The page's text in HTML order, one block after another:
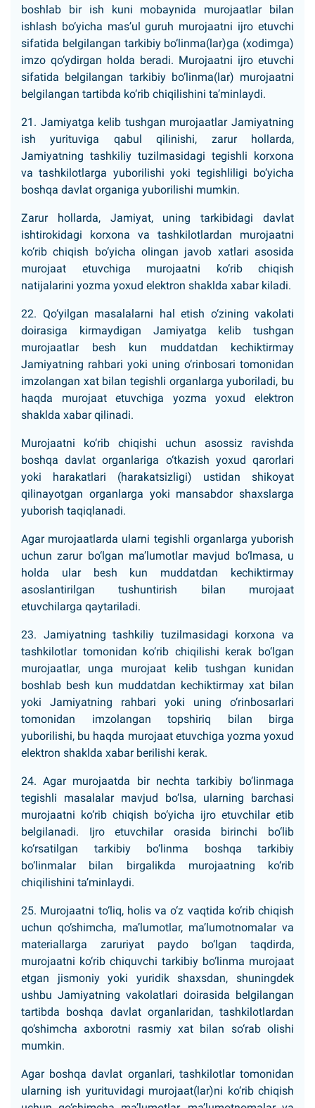
boshlab bir ish kuni mobaynida murojaatlar bilan
ishlash bo‘yicha mas’ul guruh murojaatni ijro etuvchi
sifatida belgilangan tarkibiy bo‘linma(lar)ga (xodimga)
imzo qo‘ydirgan holda beradi. Murojaatni ijro etuvchi
sifatida belgilangan tarkibiy bo‘linma(lar) murojaatni
belgilangan tartibda ko‘rib chiqilishini ta’minlaydi.
21. Jamiyatga kelib tushgan murojaatlar Jamiyatning
ish yurituviga qabul qilinishi, zarur hollarda,
Jamiyatning tashkiliy tuzilmasidagi tegishli korxona
va tashkilotlarga yuborilishi yoki tegishliligi bo‘yicha
boshqa davlat organiga yuborilishi mumkin.
Zarur hollarda, Jamiyat, uning tarkibidagi davlat
ishtirokidagi korxona va tashkilotlardan murojaatni
ko‘rib chiqish bo‘yicha olingan javob xatlari asosida
murojaat etuvchiga murojaatni ko‘rib chiqish
natijalarini yozma yoxud elektron shaklda xabar kiladi.
22. Qo‘yilgan masalalarni hal etish o‘zining vakolati
doirasiga kirmaydigan Jamiyatga kelib tushgan
murojaatlar besh kun muddatdan kechiktirmay
Jamiyatning rahbari yoki uning o‘rinbosari tomonidan
imzolangan xat bilan tegishli organlarga yuboriladi, bu
haqda murojaat etuvchiga yozma yoxud elektron
shaklda xabar qilinadi.
Murojaatni ko‘rib chiqishi uchun asossiz ravishda
boshqa davlat organlariga o‘tkazish yoxud qarorlari
yoki harakatlari (harakatsizligi) ustidan shikoyat
qilinayotgan organlarga yoki mansabdor shaxslarga
yuborish taqiqlanadi.
Agar murojaatlarda ularni tegishli organlarga yuborish
uchun zarur bo‘lgan ma’lumotlar mavjud bo‘lmasa, u
holda ular besh kun muddatdan kechiktirmay
asoslantirilgan tushuntirish bilan murojaat
etuvchilarga qaytariladi.
23. Jamiyatning tashkiliy tuzilmasidagi korxona va
tashkilotlar tomonidan ko‘rib chiqilishi kerak bo‘lgan
murojaatlar, unga murojaat kelib tushgan kunidan
boshlab besh kun muddatdan kechiktirmay xat bilan
yoki Jamiyatning rahbari yoki uning o‘rinbosarlari
tomonidan imzolangan topshiriq bilan birga
yuborilishi, bu haqda murojaat etuvchiga yozma yoxud
elektron shaklda xabar berilishi kerak.
24. Agar murojaatda bir nechta tarkibiy bo‘linmaga
tegishli masalalar mavjud bo‘lsa, ularning barchasi
murojaatni ko‘rib chiqish bo‘yicha ijro etuvchilar etib
belgilanadi. Ijro etuvchilar orasida birinchi bo‘lib
ko‘rsatilgan tarkibiy bo‘linma boshqa tarkibiy
bo‘linmalar bilan birgalikda murojaatning ko‘rib
chiqilishini ta’minlaydi.
25. Murojaatni to‘liq, holis va o‘z vaqtida ko‘rib chiqish
uchun qo‘shimcha, ma’lumotlar, ma’lumotnomalar va
materiallarga zaruriyat paydo bo‘lgan taqdirda,
murojaatni ko‘rib chiquvchi tarkibiy bo‘linma murojaat
etgan jismoniy yoki yuridik shaxsdan, shuningdek
ushbu Jamiyatning vakolatlari doirasida belgilangan
tartibda boshqa davlat organlaridan, tashkilotlardan
qo‘shimcha axborotni rasmiy xat bilan so‘rab olishi
mumkin.
Agar boshqa davlat organlari, tashkilotlar tomonidan
ularning ish yurituvidagi murojaat(lar)ni ko‘rib chiqish